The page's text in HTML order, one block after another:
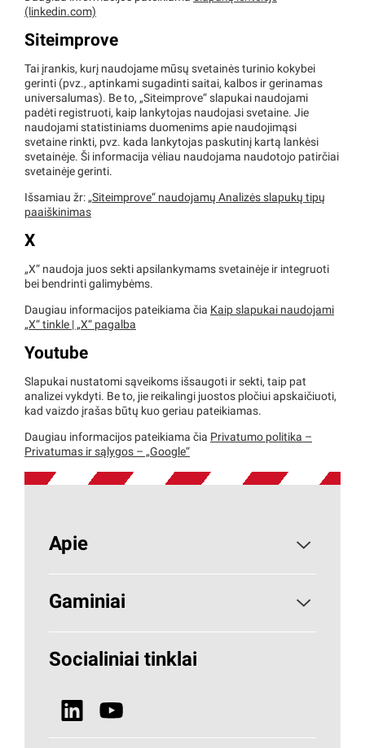
(linkedin.com)
Siteimprove
Tai įrankis, kurį naudojame mūsų svetainės turinio kokybei
gerinti (pvz., aptinkami sugadinti saitai, kalbos ir gerinamas
universalumas). Be to, „Siteimprove“ slapukai naudojami
padėti registruoti, kaip lankytojas naudojasi svetaine. Jie
naudojami statistiniams duomenims apie naudojimąsi
svetaine rinkti, pvz. kada lankytojas paskutinį kartą lankėsi
svetainėje. Ši informacija vėliau naudojama naudotojo patirčiai
svetainėje gerinti.
Išsamiau žr: „Siteimprove“ naudojamų Analizės slapukų tipų
paaiškinimas
X
„X“ naudoja juos sekti apsilankymams svetainėje ir integruoti
bei bendrinti galimybėms.
Daugiau informacijos pateikiama čia Kaip slapukai naudojami
„X“ tinkle | „X“ pagalba
Youtube
Slapukai nustatomi sąveikoms išsaugoti ir sekti, taip pat
analizei vykdyti. Be to, jie reikalingi juostos pločiui apskaičiuoti,
kad vaizdo įrašas būtų kuo geriau pateikiamas.
Daugiau informacijos pateikiama čia Privatumo politika –
Privatumas ir sąlygos – „Google“
Apie
Apie PAROC
Kodėl akmens vata
Tvarumas
Naujienos
Gaminiai
Statybinė izoliacija
Socialiniai tinklai